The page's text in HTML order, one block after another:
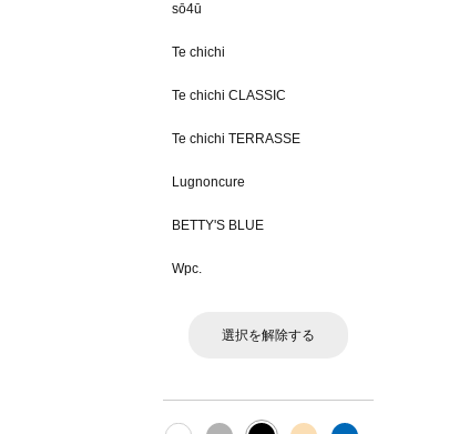
sō4ū
Te chichi
Te chichi CLASSIC
Te chichi TERRASSE
Lugnoncure
BETTY'S BLUE
Wpc.
選択を解除する